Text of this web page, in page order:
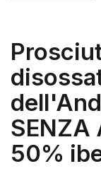
SENZA
50%